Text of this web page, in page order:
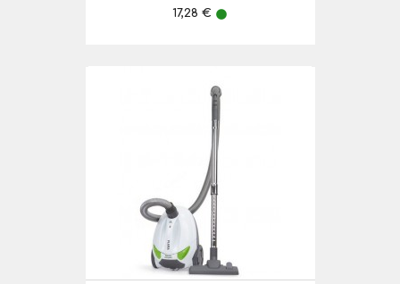
Preço
17,28 € lens